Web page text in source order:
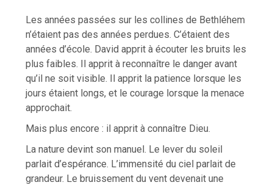
Les années passées sur les collines de Bethléhem
n’étaient pas des années perdues. C’étaient des
années d’école. David apprit à écouter les bruits les
plus faibles. Il apprit à reconnaître le danger avant
qu’il ne soit visible. Il apprit la patience lorsque les
jours étaient longs, et le courage lorsque la menace
approchait.
Mais plus encore : il apprit à connaître Dieu.
La nature devint son manuel. Le lever du soleil
parlait d’espérance. L’immensité du ciel parlait de
grandeur. Le bruissement du vent devenait une